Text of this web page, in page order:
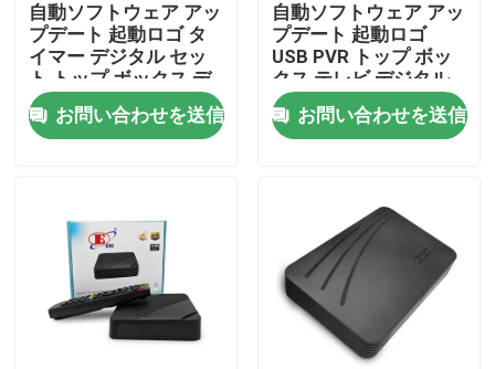
ホーム
製品
企業情報
会社案内
自動ソフトウェア アッ
プデート 起動ロゴ タ
イマー デジタル セッ
ト トップ ボックス デ
ジタル テレビ セット
トップ ボックス
お問い合わせを送信
自動ソフトウェア アッ
プデート 起動ロゴ
USB PVR トップ ボッ
クス テレビ デジタル
ケーブル セット トッ
プ ボックス
お問い合わせを送信